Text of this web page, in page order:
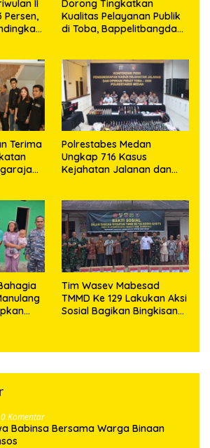
II
Persen,
Dorong Tingkatkan
Kualitas Pelayanan Publik
di Toba, Bappelitbangda
Terima
Polrestabes Medan
Ungkap 716 Kasus
Kejahatan Jalanan dan
Diamankan
Tim Wasev Mabesad
TMMD Ke 129 Lakukan Aksi
Sosial Bagikan Bingkisan
0 Komentar
Babinsa Bersama Warga Binaan